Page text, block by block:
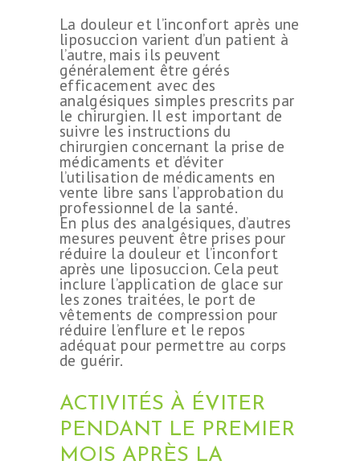
La douleur et l’inconfort après une
liposuccion varient d’un patient à
l’autre, mais ils peuvent
généralement être gérés
efficacement avec des
analgésiques simples prescrits par
le chirurgien. Il est important de
suivre les instructions du
chirurgien concernant la prise de
médicaments et d’éviter
l’utilisation de médicaments en
vente libre sans l’approbation du
professionnel de la santé.
En plus des analgésiques, d’autres
mesures peuvent être prises pour
réduire la douleur et l’inconfort
après une liposuccion. Cela peut
inclure l’application de glace sur
les zones traitées, le port de
vêtements de compression pour
réduire l’enflure et le repos
adéquat pour permettre au corps
de guérir.
ACTIVITÉS À ÉVITER
PENDANT LE PREMIER
MOIS APRÈS LA